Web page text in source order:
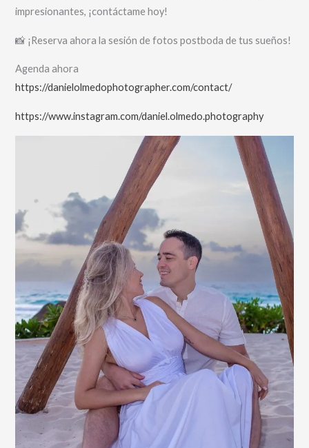
impresionantes, ¡contáctame hoy!
📸 ¡Reserva ahora la sesión de fotos postboda de tus sueños!
Agenda ahora
https://danielolmedophotographer.com/contact/
https://www.instagram.com/daniel.olmedo.photography